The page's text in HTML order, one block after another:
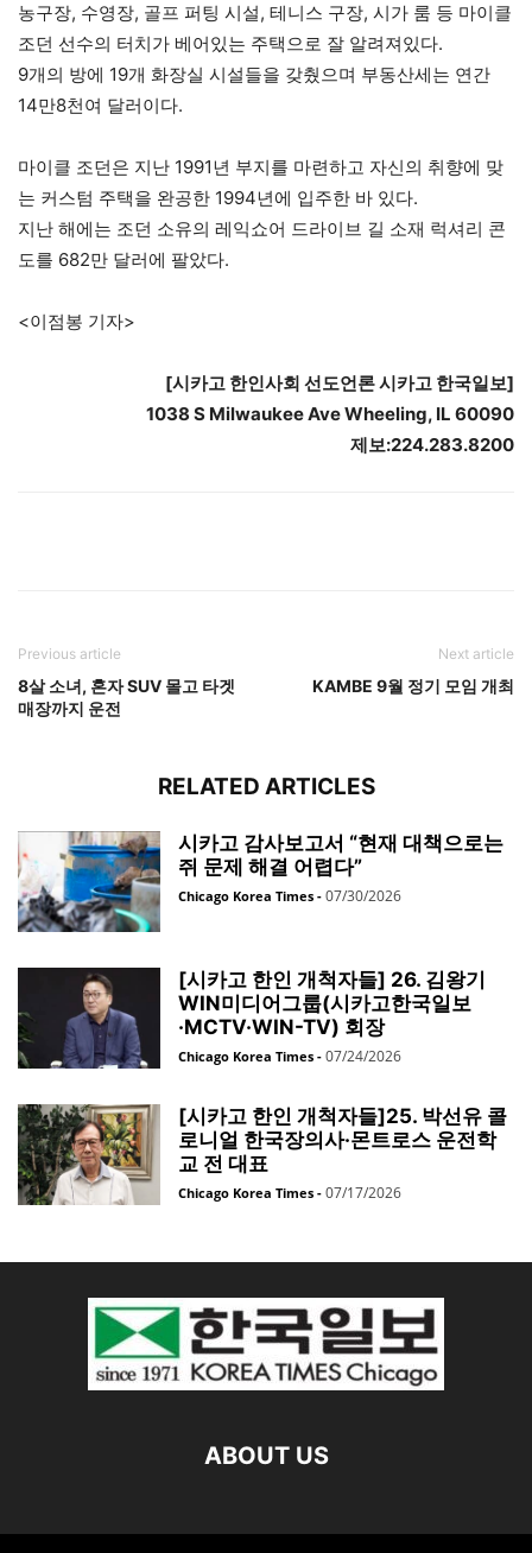
농구장, 수영장, 골프 퍼팅 시설, 테니스 구장, 시가 룸 등 마이클
조던 선수의 터치가 베어있는 주택으로 잘 알려져있다.
9개의 방에 19개 화장실 시설들을 갖췄으며 부동산세는 연간
14만8천여 달러이다.
마이클 조던은 지난 1991년 부지를 마련하고 자신의 취향에 맞
는 커스텀 주택을 완공한 1994년에 입주한 바 있다.
지난 해에는 조던 소유의 레익쇼어 드라이브 길 소재 럭셔리 콘
도를 682만 달러에 팔았다.
<이점봉 기자>
[시카고 한인사회 선도언론시카고 한국일보]
1038 S Milwaukee Ave Wheeling, IL 60090
제보:224.283.8200
Previous article
8살 소녀, 혼자 SUV 몰고 타겟
매장까지 운전
Next article
KAMBE 9월 정기 모임 개최
RELATED ARTICLES
시카고 감사보고서 “현재 대책으로는
쥐 문제 해결 어렵다”
Chicago Korea Times - 07/30/2026
[시카고 한인 개척자들] 26. 김왕기
WIN미디어그룹(시카고한국일보
·MCTV·WIN-TV) 회장
Chicago Korea Times - 07/24/2026
[시카고 한인 개척자들]25. 박선유 콜
로니얼 한국장의사·몬트로스 운전학
교 전 대표
Chicago Korea Times - 07/17/2026
ABOUT US